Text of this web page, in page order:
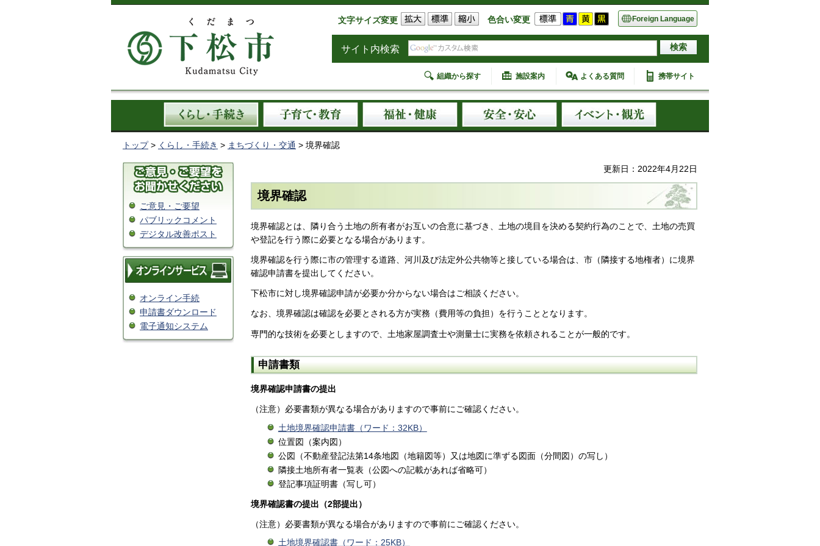
文字サイズ変更 色合い変更 Foreign Language
サイト内検索
組織から探す 施設案内 よくある質問 携帯サイト
トップ> くらし・手続き > まちづくり・交通 > 境界確認
ご意見・ご要望
パブリックコメント
デジタル改善ポスト
オンライン手続
申請書ダウンロード
電子通知システム
更新日：2022年4月22日
境界確認
境界確認とは、隣り合う土地の所有者がお互いの合意に基づき、土地の境目を決める契約行為のことで、土地の売買
や登記を行う際に必要となる場合があります。
境界確認を行う際に市の管理する道路、河川及び法定外公共物等と接している場合は、市（隣接する地権者）に境界
確認申請書を提出してください。
下松市に対し境界確認申請が必要か分からない場合はご相談ください。
なお、境界確認は確認を必要とされる方が実務（費用等の負担）を行うこととなります。
専門的な技術を必要としますので、土地家屋調査士や測量士に実務を依頼されることが一般的です。
申請書類
境界確認申請書の提出
（注意）必要書類が異なる場合がありますので事前にご確認ください。
土地境界確認申請書（ワード：32KB）
位置図（案内図）
公図（不動産登記法第14条地図（地籍図等）又は地図に準ずる図面（分間図）の写し）
隣接土地所有者一覧表（公図への記載があれば省略可）
登記事項証明書（写し可）
境界確認書の提出（2部提出）
（注意）必要書類が異なる場合がありますので事前にご確認ください。
土地境界確認書（ワード：25KB）